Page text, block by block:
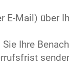
E-Mail) über
Ihre